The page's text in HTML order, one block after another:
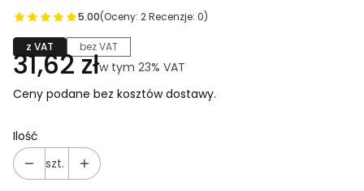
5.00(Oceny: 2 Recenzje: 0)
z VAT bez VAT
Cena
31,62 złw tym 23% VAT
w tym 23% VAT
Ceny podane bez kosztów dostawy.
Ilość
szt.